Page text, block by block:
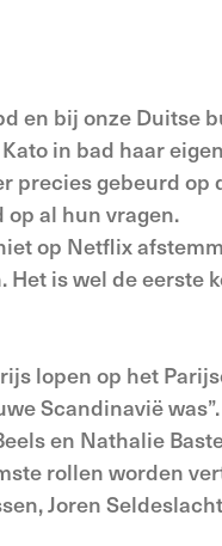
bij onze Duitse
in bad haar
precies gebeurd op
op al hun vragen.
op Netflix
is wel de eerste
lopen op het
Scandinavië
en Nathalie
rollen worden
Joren